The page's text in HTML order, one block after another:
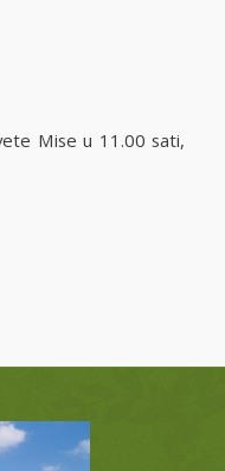
Mise u 11.00 sati,